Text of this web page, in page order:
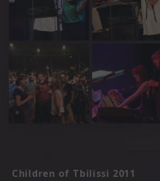
Children of Tbilissi 2011